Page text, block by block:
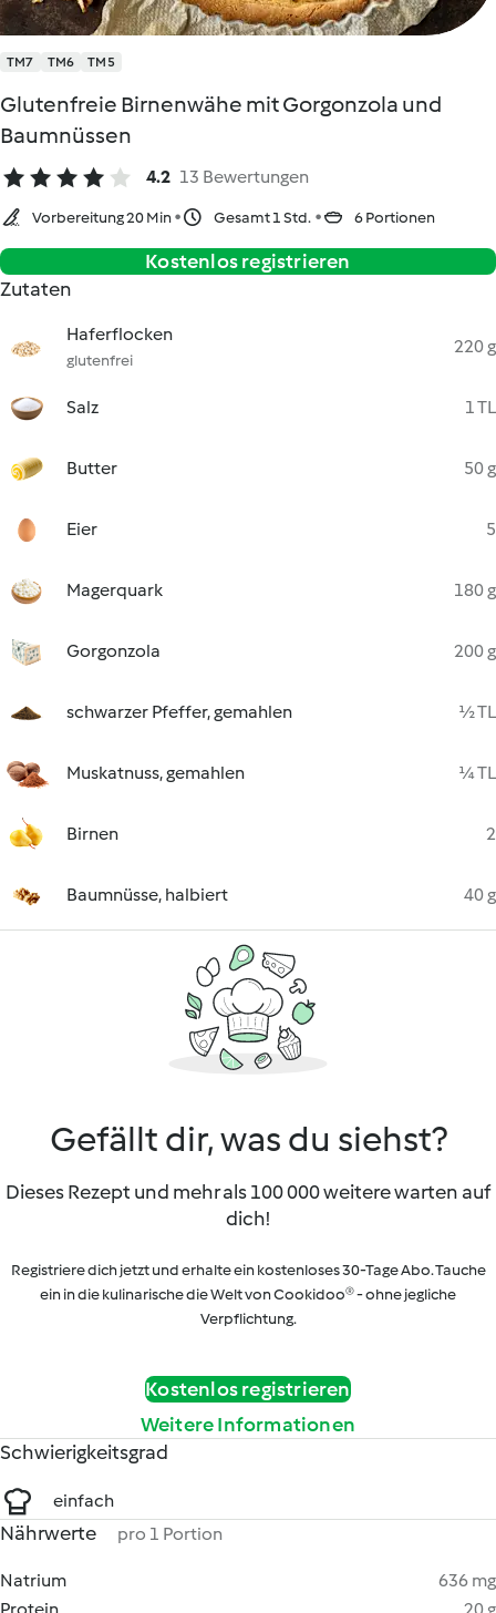
TM7 TM6 TM5
Glutenfreie Birnenwähe mit Gorgonzola und
Baumnüssen
4.2 13 Bewertungen
Vorbereitung 20 Min Gesamt 1 Std. 6 Portionen
Kostenlos registrieren
Zutaten
Haferflocken
glutenfrei
220 g
Salz 1 TL
Butter 50 g
Eier 5
Magerquark 180 g
Gorgonzola 200 g
schwarzer Pfeffer, gemahlen ½ TL
Muskatnuss, gemahlen ¼ TL
Birnen 2
Baumnüsse, halbiert 40 g
Gefällt dir, was du siehst?
Dieses Rezept und mehr als 100 000 weitere warten auf
dich!
Registriere dich jetzt und erhalte ein kostenloses 30-Tage Abo. Tauche
ein in die kulinarische die Welt von Cookidoo® - ohne jegliche
Verpflichtung.
Kostenlos registrieren
Weitere Informationen
Schwierigkeitsgrad
einfach
Nährwerte pro 1 Portion
Natrium
636 mg